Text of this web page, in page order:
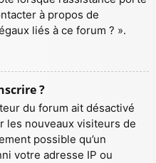
à propos de
liés à ce forum ? ».
?
du forum ait désactivé
les nouveaux visiteurs de
possible qu’un
votre adresse IP ou